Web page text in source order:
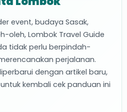
event, budaya Sasak,
oleh, Lombok Travel Guide
tidak perlu berpindah-
perjalanan.
dengan artikel baru,
kembali cek panduan ini